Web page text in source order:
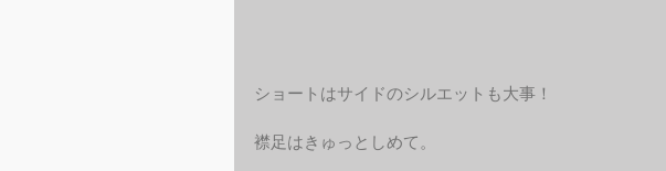
ショートはサイドのシルエットも大事！
襟足はきゅっとしめて。